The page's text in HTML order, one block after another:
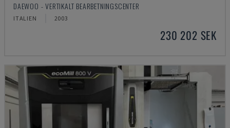
DAEWOO - VERTIKALT BEARBETNINGSCENTER
ITALIEN 2003
230 202 SEK